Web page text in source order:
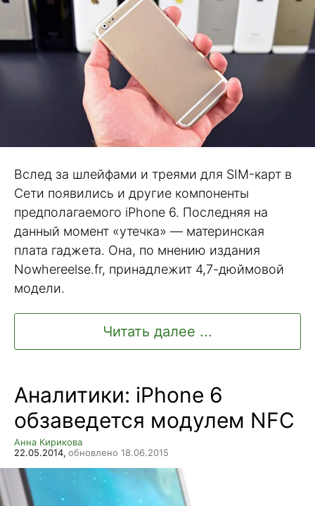
Вслед за шлейфами и треями для SIM-карт в
Сети появились и другие компоненты
предполагаемого iPhone 6. Последняя на
данный момент «утечка» — материнская
плата гаджета. Она, по мнению издания
Nowhereelse.fr, принадлежит 4,7-дюймовой
модели.
Читать далее ...
Аналитики: iPhone 6
обзаведется модулем NFC
Анна Кирикова
22.05.2014, обновлено 18.06.2015